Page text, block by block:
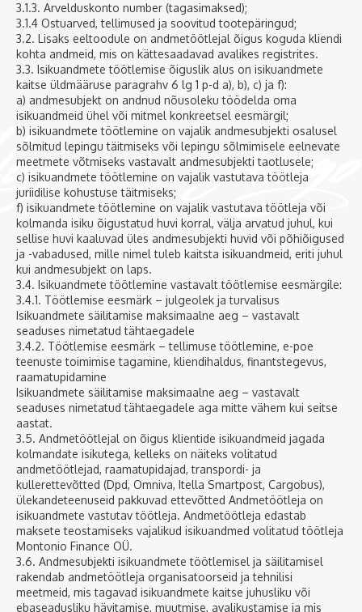
3.1.3. Arvelduskonto number (tagasimaksed);
3.1.4 Ostuarved, tellimused ja soovitud tootepäringud;
3.2. Lisaks eeltoodule on andmetöötlejal õigus koguda kliendi
kohta andmeid, mis on kättesaadavad avalikes registrites.
3.3. Isikuandmete töötlemise õiguslik alus on isikuandmete
kaitse üldmääruse paragrahv 6 lg 1 p-d a), b), c) ja f):
a) andmesubjekt on andnud nõusoleku töödelda oma
isikuandmeid ühel või mitmel konkreetsel eesmärgil;
b) isikuandmete töötlemine on vajalik andmesubjekti osalusel
sõlmitud lepingu täitmiseks või lepingu sõlmimisele eelnevate
meetmete võtmiseks vastavalt andmesubjekti taotlusele;
c) isikuandmete töötlemine on vajalik vastutava töötleja
juriidilise kohustuse täitmiseks;
f) isikuandmete töötlemine on vajalik vastutava töötleja või
kolmanda isiku õigustatud huvi korral, välja arvatud juhul, kui
sellise huvi kaaluvad üles andmesubjekti huvid või põhiõigused
ja -vabadused, mille nimel tuleb kaitsta isikuandmeid, eriti juhul
kui andmesubjekt on laps.
3.4. Isikuandmete töötlemine vastavalt töötlemise eesmärgile:
3.4.1. Töötlemise eesmärk – julgeolek ja turvalisus
Isikuandmete säilitamise maksimaalne aeg – vastavalt
seaduses nimetatud tähtaegadele
3.4.2. Töötlemise eesmärk – tellimuse töötlemine, e-poe
teenuste toimimise tagamine, kliendihaldus, finantstegevus,
raamatupidamine
Isikuandmete säilitamise maksimaalne aeg – vastavalt
seaduses nimetatud tähtaegadele aga mitte vähem kui seitse
aastat.
3.5. Andmetöötlejal on õigus klientide isikuandmeid jagada
kolmandate isikutega, kelleks on näiteks volitatud
andmetöötlejad, raamatupidajad, transpordi- ja
kullerettevõtted (Dpd, Omniva, Itella Smartpost, Cargobus),
ülekandeteenuseid pakkuvad ettevõtted Andmetöötleja on
isikuandmete vastutav töötleja. Andmetöötleja edastab
maksete teostamiseks vajalikud isikuandmed volitatud töötleja
Montonio Finance OÜ.
3.6. Andmesubjekti isikuandmete töötlemisel ja säilitamisel
rakendab andmetöötleja organisatoorseid ja tehnilisi
meetmeid, mis tagavad isikuandmete kaitse juhusliku või
ebaseadusliku hävitamise, muutmise, avalikustamise ja mis